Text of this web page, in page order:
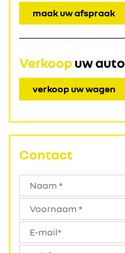
maak uw afspraak
Verkoopuw auto
verkoop uw wagen
Contact